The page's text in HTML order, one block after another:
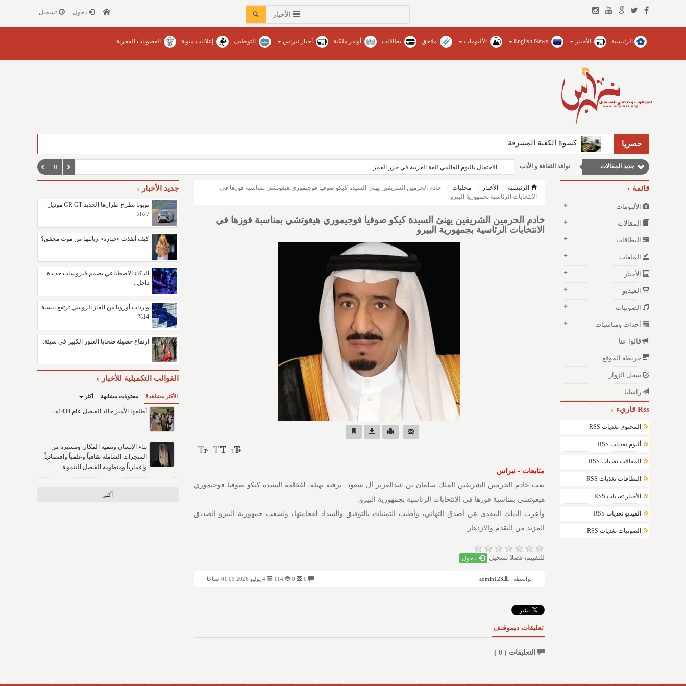
الأخبار دخول تسجيل
الرئيسية الأخبار English News الألبومات ملاحق بطاقات أوامر ملكية أخبار نبراس التوظيف إعلانات مبوبة العضويات الفخرية
حصريا كسوة الكعبة المشرفة
جديد المقالات
مقالات اجتماعية
نوافذ الثقافة و الأدب
مقالات إقتصادية
الاحتفال باليوم العالمي للغة العربية في جزر القمر
قائمة
الألبومات
المقالات
البطاقات
الملفات
الأخبار
الفيديو
الصوتيات
أحداث ومناسبات
قالوا عنا
خريطة الموقع
سجل الزوار
راسلنا
Rss قاريء
المحتوى تغذيات RSS
ألبوم تغذيات RSS
المقالات تغذيات RSS
البطاقات تغذيات RSS
الأخبار تغذيات RSS
الفيديو تغذيات RSS
الصوتيات تغذيات RSS
الرئيسية الأخبار محليات
خادم الحرمين الشريفين يهنئ السيدة كيكو صوفيا فوجيموري هيغوتشي بمناسبة فوزها في
الانتخابات الرئاسية بجمهورية البيرو
خادم الحرمين الشريفين يهنئ السيدة كيكو صوفيا فوجيموري هيغوتشي بمناسبة فوزها في
الانتخابات الرئاسية بجمهورية البيرو
متابعات - نبراس
بعث خادم الحرمين الشريفين الملك سلمان بن عبدالعزيز آل سعود، برقية تهنئة، لفخامة السيدة كيكو صوفيا فوجيموري
هيغوتشي بمناسبة فوزها في الانتخابات الرئاسية بجمهورية البيرو.
وأعرب الملك المفدى عن أصدق التهاني، وأطيب التمنيات بالتوفيق والسداد لفخامتها، ولشعب جمهورية البيرو الصديق
المزيد من التقدم والازدهار.
للتقييم، فضلا تسجيل دخول
بواسطة : admin123
114 4 يوليو 2026 01:05 صباحًا
تعليقات ديموفنف
التعليقات (0
)
جديد الأخبار
تويوتا تطرح طرازها الجديد GR GT موديل
2027
كيف أنقذت «خبازة» زبائنها من موت محقق؟
الذكاء الاصطناعي يصمم فيروسات جديدة
داخل..
واردات أوروبا من الغاز الروسي ترتفع بنسبة
14%
ارتفاع حصيلة ضحايا العبور الكبير في سبتة..
القوالب التكميلية للأخبار
الأكثر مشاهدةً محتويات مشابهة أكثر
أطلقها الأمير خالد الفيصل عام 1434هــ
بناء الإنسان وتنمية المكان ومسيرة من
المنجزات الشاملة ثقافياً وعلمياً واقتصادياً
وإعمارياً ومنظومة الفيصل التنموية
أكثر